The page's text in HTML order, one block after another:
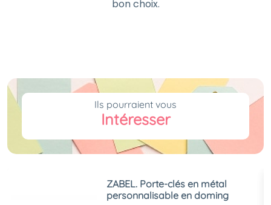
bon choix.
Ils pourraient vous
Intéresser
ZABEL. Porte-clés en métal
personnalisable en doming